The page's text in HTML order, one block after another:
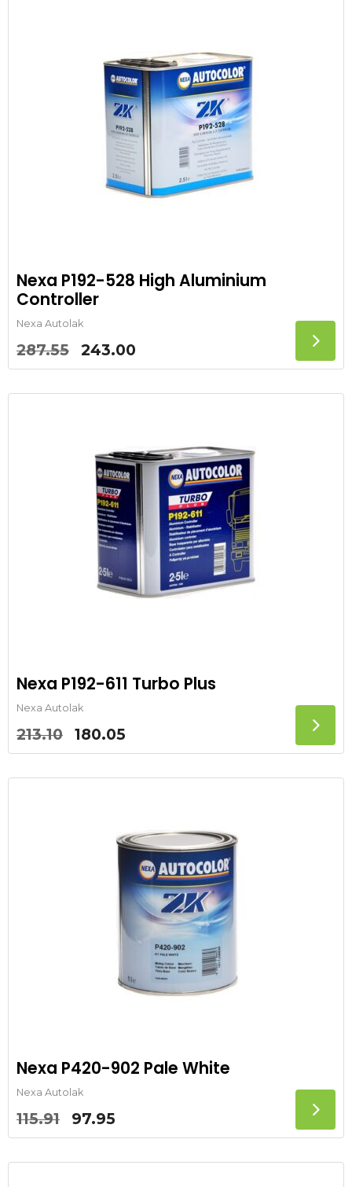
Nexa P192-528 High Aluminium
Controller
Nexa Autolak
287.55
Oorspronkelijke
prijs
was:
243.00
prijs
is:
Nexa P192-611 Turbo Plus
Nexa Autolak
213.10
Oorspronkelijke
prijs
was:
180.05
prijs
is:
Nexa P420-902 Pale White
Nexa Autolak
115.91
Oorspronkelijke
prijs
was:
97.95
prijs
is: